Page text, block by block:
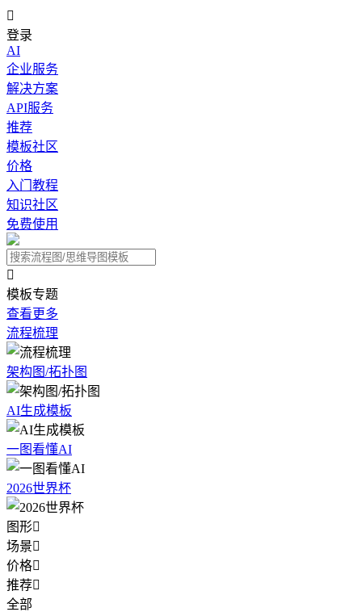

登录
AI
企业服务
解决方案
API服务
推荐
模板社区
价格
入门教程
知识社区
免费使用

模板专题
查看更多
流程梳理
架构图/拓扑图
AI生成模板
一图看懂AI
2026世界杯
图形
场景
价格
推荐
全部